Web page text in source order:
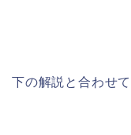
下の解説と合わせ